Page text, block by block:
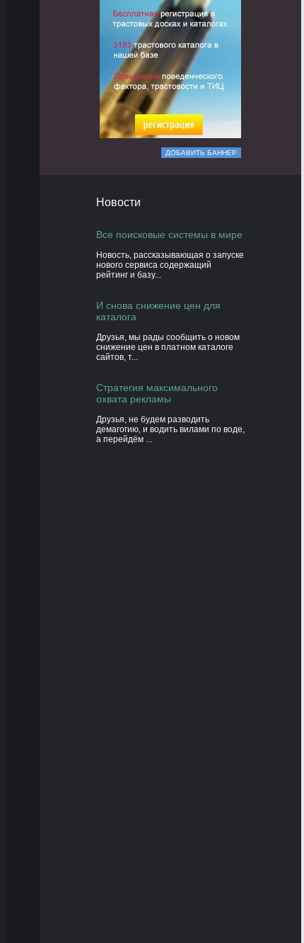
ДОБАВИТЬ БАННЕР
Новости
Все поисковые системы в мире
Новость, рассказывающая о запуске
нового сервиса содержащий
рейтинг и базу...
И снова снижение цен для
каталога
Друзья, мы рады сообщить о новом
снижение цен в платном каталоге
сайтов, т...
Стратегия максимального
охвата рекламы
Друзья, не будем разводить
демагогию, и водить вилами по воде,
а перейдём ...